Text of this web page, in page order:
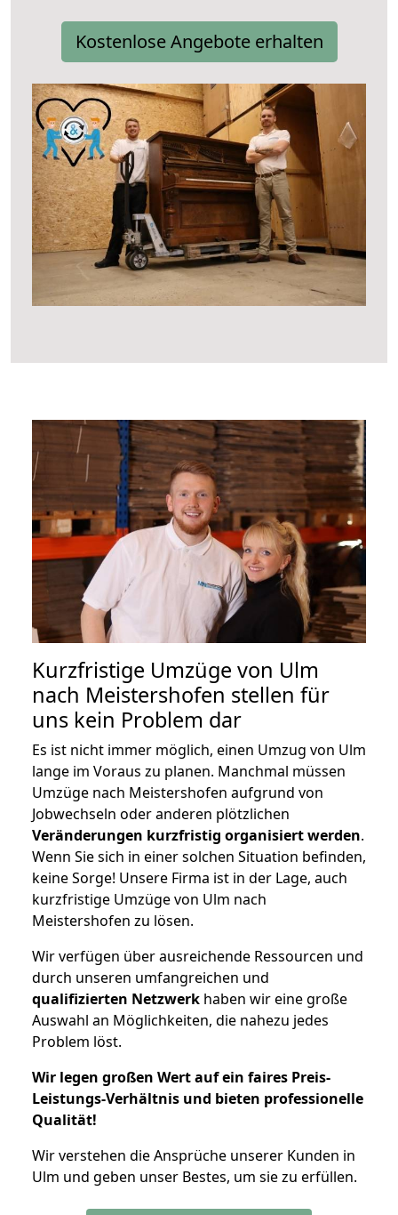
Kostenlose Angebote erhalten
Kurzfristige Umzüge von Ulm
nach Meistershofen stellen für
uns kein Problem dar
Es ist nicht immer möglich, einen Umzug von Ulm
lange im Voraus zu planen. Manchmal müssen
Umzüge nach Meistershofen aufgrund von
Jobwechseln oder anderen plötzlichen
Veränderungen kurzfristig organisiert werden.
Wenn Sie sich in einer solchen Situation befinden,
keine Sorge! Unsere Firma ist in der Lage, auch
kurzfristige Umzüge von Ulm nach
Meistershofen zu lösen.
Wir verfügen über ausreichende Ressourcen und
durch unseren umfangreichen und
qualifizierten Netzwerk haben wir eine große
Auswahl an Möglichkeiten, die nahezu jedes
Problem löst.
Wir legen großen Wert auf ein faires Preis-
Leistungs-Verhältnis und bieten professionelle
Qualität!
Wir verstehen die Ansprüche unserer Kunden in
Ulm und geben unser Bestes, um sie zu erfüllen.